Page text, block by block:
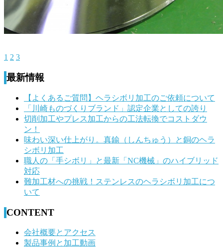
1 2 3
最新情報
【よくあるご質問】ヘラシボリ加工のご依頼について
「川崎ものづくりブランド」認定企業としての誇り
切削加工やプレス加工からの工法転換でコストダウ
ン！
味わい深い仕上がり。真鍮（しんちゅう）と銅のヘラ
シボリ加工
職人の「手シボリ」と最新「NC機械」のハイブリッド
対応
難加工材への挑戦！ステンレスのヘラシボリ加工につ
いて
CONTENT
会社概要とアクセス
製品事例と加工動画